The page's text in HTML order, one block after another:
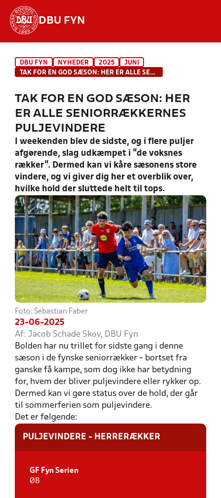
DBU FYN
INDHOLD OG NYHEDER
HOLD
DBU FYN NYHEDER 2025
JUNI
TAK FOR EN GOD SÆSON: HER ER ALLE SENIORRÆKKERNES PULJEVINDERE
TAK FOR EN GOD SÆSON: HER
ER ALLE SENIORRÆKKERNES
PULJEVINDERE
I weekenden blev de sidste, og i flere puljer
afgørende, slag udkæmpet i "de voksnes
rækker". Dermed kan vi kåre sæsonens store
vindere, og vi giver dig her et overblik over,
hvilke hold der sluttede helt til tops.
Foto: Sebastian Faber
23-06-2025
Af: Jacob Schade Skov, DBU Fyn
Bolden har nu trillet for sidste gang i denne
sæson i de fynske seniorrækker - bortset fra
ganske få kampe, som dog ikke har betydning
for, hvem der bliver puljevindere eller rykker op.
Dermed kan vi gøre status over de hold, der går
til sommerferien som puljevindere.
Det er følgende:
PULJEVINDERE - HERRERÆKKER
GF Fyn Serien
ØB